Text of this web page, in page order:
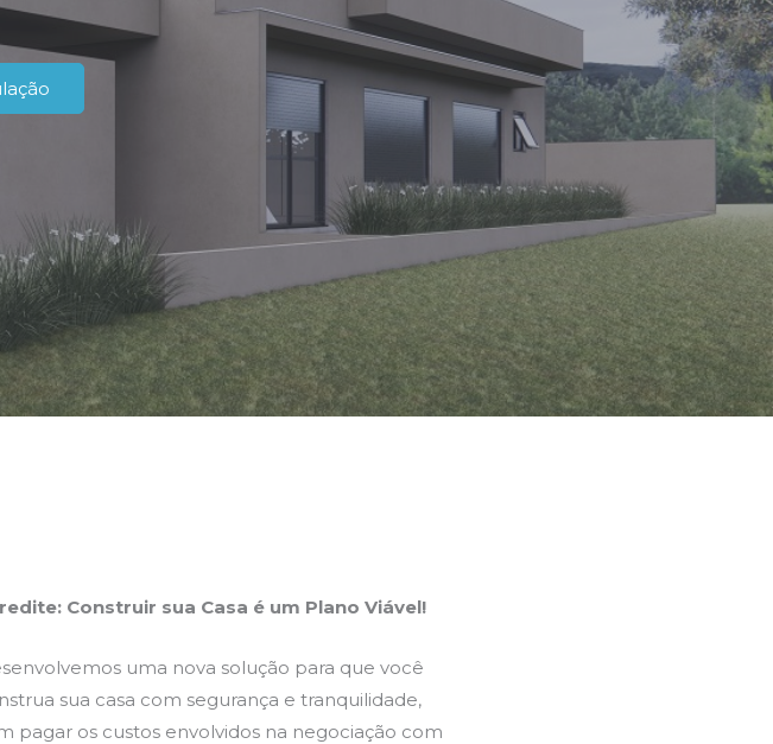
Construir sua Casa é um Plano Viável!
uma nova solução para que você
sua casa com segurança e tranquilidade,
pagar os custos envolvidos na negociação com